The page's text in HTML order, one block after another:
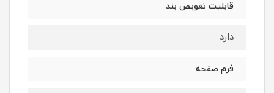
قابلیت تعویض بند
دارد
فرم صفحه